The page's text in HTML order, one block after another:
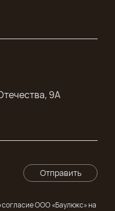
9А
Отправить
ООО «Баулюкс» на